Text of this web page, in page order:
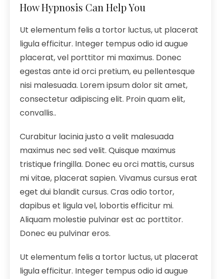
How Hypnosis Can Help You
Ut elementum felis a tortor luctus, ut placerat
ligula efficitur. Integer tempus odio id augue
placerat, vel porttitor mi maximus. Donec
egestas ante id orci pretium, eu pellentesque
nisi malesuada. Lorem ipsum dolor sit amet,
consectetur adipiscing elit. Proin quam elit,
convallis..
Curabitur lacinia justo a velit malesuada
maximus nec sed velit. Quisque maximus
tristique fringilla. Donec eu orci mattis, cursus
mi vitae, placerat sapien. Vivamus cursus erat
eget dui blandit cursus. Cras odio tortor,
dapibus et ligula vel, lobortis efficitur mi.
Aliquam molestie pulvinar est ac porttitor.
Donec eu pulvinar eros.
Ut elementum felis a tortor luctus, ut placerat
ligula efficitur. Integer tempus odio id augue